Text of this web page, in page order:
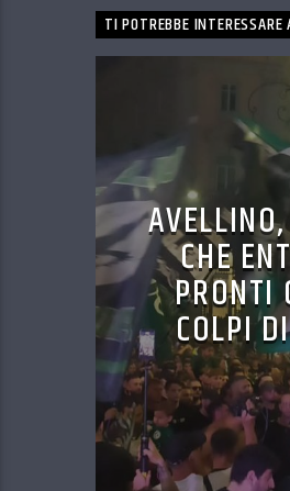
TI POTREBBE INTERESSARE
CHE
COLPI